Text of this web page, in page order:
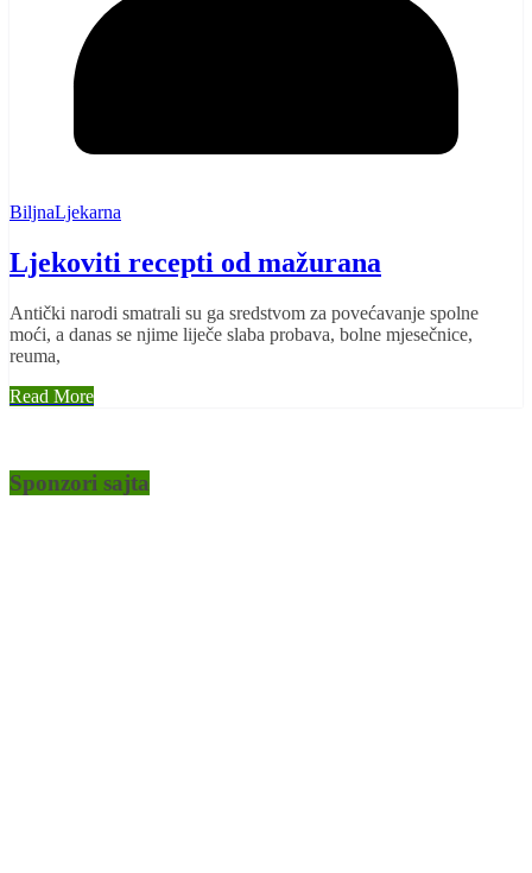
BiljnaLjekarna
Ljekoviti recepti od mažurana
Antički narodi smatrali su ga sredstvom za povećavanje spolne
moći, a danas se njime liječe slaba probava, bolne mjesečnice,
reuma,
Read More
Sponzori sajta